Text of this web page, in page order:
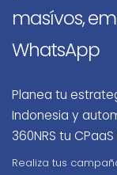
masívos,
WhatsApp
Planea tu
Indonesia y
360NRS tu
Realiza tus